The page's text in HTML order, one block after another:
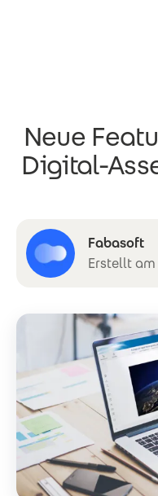
Neue
Digital-
Fabasoft
Erstellt